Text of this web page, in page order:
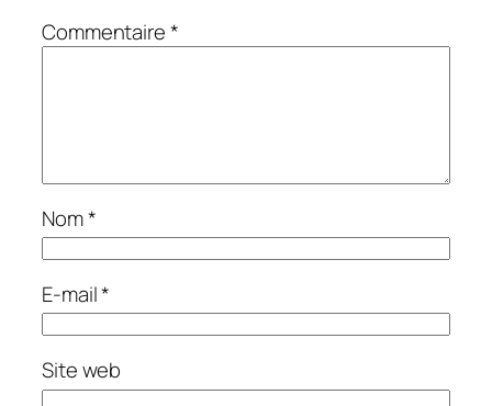
Commentaire*
Nom*
E-mail*
Site web